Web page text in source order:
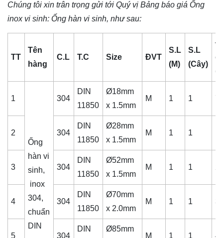
Chúng tôi xin trân trọng gửi tới Quý vị Bảng báo giá Ống
inox vi sinh: Ống hàn vi sinh, như sau:
TT
Tên
hàng
C.L T.C Size ĐVT
S.L
(M)
S.L
(Cây)
1
Ống
hàn vi
sinh,
inox
304,
chuẩn
DIN
304
DIN
11850
Ø18mm
x 1.5mm
M 1 1
2 304
DIN
11850
Ø28mm
x 1.5mm
M 1 1
3 304
DIN
11850
Ø52mm
x 1.5mm
M 1 1
4 304
DIN
11850
Ø70mm
x 2.0mm
M 1 1
5 304
DIN
Ø85mm
M 1 1